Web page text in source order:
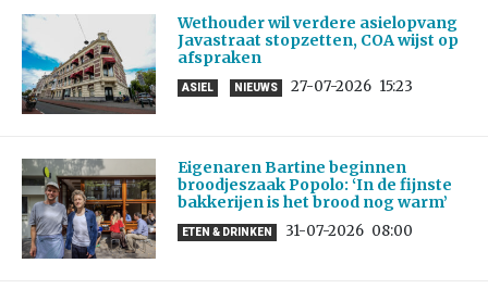
Wethouder wil verdere asielopvang
Javastraat stopzetten, COA wijst op
afspraken
ASIEL NIEUWS 27-07-2026 15:23
Eigenaren Bartine beginnen
broodjeszaak Popolo: ‘In de fijnste
bakkerijen is het brood nog warm’
ETEN & DRINKEN 31-07-2026 08:00